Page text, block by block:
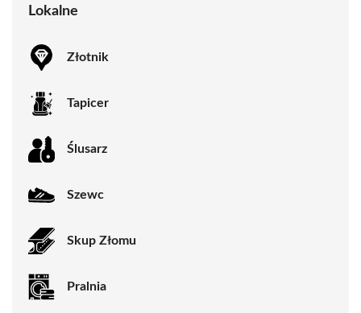
Lokalne
Złotnik
Tapicer
Ślusarz
Szewc
Skup Złomu
Pralnia